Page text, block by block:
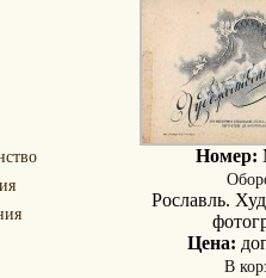
Номер:
Рославль.
Цена:
В